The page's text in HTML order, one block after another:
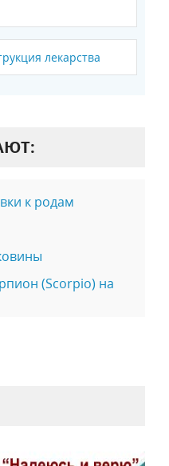
лекарства
к родам
(Scorpio) на